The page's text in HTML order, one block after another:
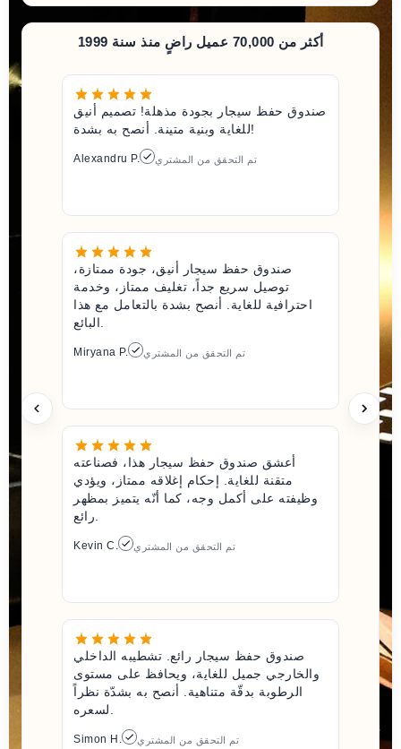
أكثر من 70,000 عميل راضٍ منذ سنة 1999
صندوق حفظ سيجار بجودة مذهلة! تصميم أنيق
للغاية وبنية متينة. أنصح به بشدة!
Alexandru P. تم التحقق من المشتري
صندوق حفظ سيجار أنيق، جودة ممتازة،
توصيل سريع جداً، تغليف ممتاز، وخدمة
احترافية للغاية. أنصح بشدة بالتعامل مع هذا
البائع.
Miryana P. تم التحقق من المشتري
أعشق صندوق حفظ سيجار هذا، فصناعته
متقنة للغاية. إحكام إغلاقه ممتاز، ويؤدي
وظيفته على أكمل وجه، كما أنّه يتميز بمظهر
رائع.
Kevin C. تم التحقق من المشتري
صندوق حفظ سيجار رائع. تشطيبه الداخلي
والخارجي جميل للغاية، ويحافظ على مستوى
الرطوبة بدقّة متناهية. أنصح به بشدّة نظراً
لسعره.
Simon H. تم التحقق من المشتري